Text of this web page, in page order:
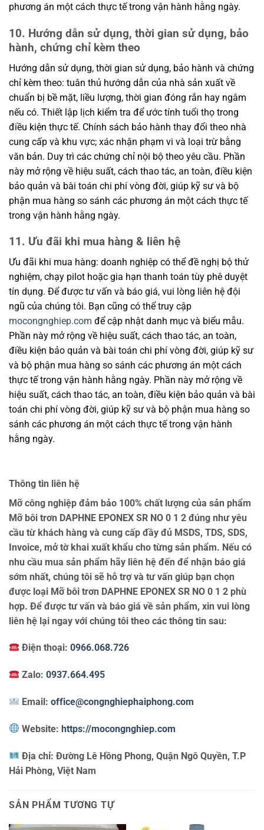
phương án một cách thực tế trong vận hành hằng ngày.
10. Hướng dẫn sử dụng, thời gian sử dụng, bảo
hành, chứng chỉ kèm theo
Hướng dẫn sử dụng, thời gian sử dụng, bảo hành và chứng
chỉ kèm theo: tuân thủ hướng dẫn của nhà sản xuất về
chuẩn bị bề mặt, liều lượng, thời gian đóng rắn hay ngâm
nếu có. Thiết lập lịch kiểm tra để ước tính tuổi thọ trong
điều kiện thực tế. Chính sách bảo hành thay đổi theo nhà
cung cấp và khu vực; xác nhận phạm vi và loại trừ bằng
văn bản. Duy trì các chứng chỉ nội bộ theo yêu cầu. Phần
này mở rộng về hiệu suất, cách thao tác, an toàn, điều kiện
bảo quản và bài toán chi phí vòng đời, giúp kỹ sư và bộ
phận mua hàng so sánh các phương án một cách thực tế
trong vận hành hằng ngày.
11. Ưu đãi khi mua hàng & liên hệ
Ưu đãi khi mua hàng: doanh nghiệp có thể đề nghị bộ thử
nghiệm, chạy pilot hoặc gia hạn thanh toán tùy phê duyệt
tín dụng. Để được tư vấn và báo giá, vui lòng liên hệ đội
ngũ của chúng tôi. Bạn cũng có thể truy cập
mocongnghiep.com để cập nhật danh mục và biểu mẫu.
Phần này mở rộng về hiệu suất, cách thao tác, an toàn,
điều kiện bảo quản và bài toán chi phí vòng đời, giúp kỹ sư
và bộ phận mua hàng so sánh các phương án một cách
thực tế trong vận hành hằng ngày. Phần này mở rộng về
hiệu suất, cách thao tác, an toàn, điều kiện bảo quản và bài
toán chi phí vòng đời, giúp kỹ sư và bộ phận mua hàng so
sánh các phương án một cách thực tế trong vận hành
hằng ngày.
Thông tin liên hệ
Mỡ công nghiệp đảm bảo 100% chất lượng của sản phẩm
Mỡ bôi trơn DAPHNE EPONEX SR NO 0 1 2 đúng như yêu
cầu từ khách hàng và cung cấp đầy đủ MSDS, TDS, SDS,
Invoice, mở tờ khai xuất khẩu cho từng sản phẩm. Nếu có
nhu cầu mua sản phẩm hãy liên hệ đến để nhận báo giá
sớm nhất, chúng tôi sẽ hỗ trợ và tư vấn giúp bạn chọn
được loại Mỡ bôi trơn DAPHNE EPONEX SR NO 0 1 2 phù
hợp. Để được tư vấn và báo giá về sản phẩm, xin vui lòng
liên hệ lại ngay với chúng tôi theo các thông tin sau:
Điện thoại:0966.068.726
Zalo:0937.664.495
Email:office@congnghiephaiphong.com
Website:https://mocongnghiep.com
Địa chỉ:Đường Lê Hồng Phong, Quận Ngô Quyền, T.P
Hải Phòng, Việt Nam
SẢN PHẨM TƯƠNG TỰ